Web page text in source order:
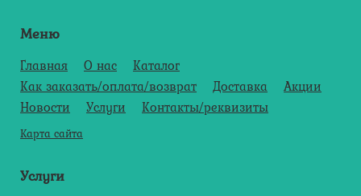
Меню
Главная О нас
Каталог
Как заказать/оплата/возврат
Доставка
Акции
Новости
Услуги Контакты/реквизиты
Карта сайта
Услуги